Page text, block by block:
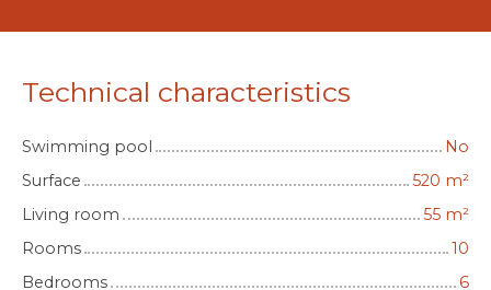
Technical characteristics
Swimming pool
No
Surface
520 m²
Living room
55 m²
Rooms
10
Bedrooms
6